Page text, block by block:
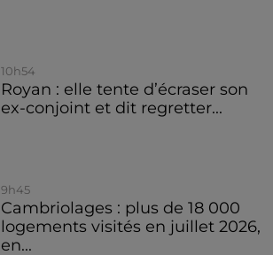
10h54
Royan : elle tente d’écraser son
ex-conjoint et dit regretter...
9h45
Cambriolages : plus de 18 000
logements visités en juillet 2026,
en...